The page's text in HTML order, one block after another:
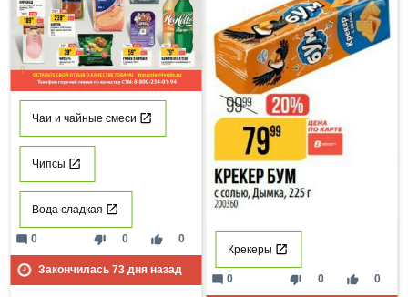
Чаи и чайные смеси
Чипсы
Вода сладкая
thumb_down 0 thumb_up 0
mode_comment 0
Закончилась 73дня назад
Крекеры
thumb_down 0 thumb_up 0
mode_comment 0